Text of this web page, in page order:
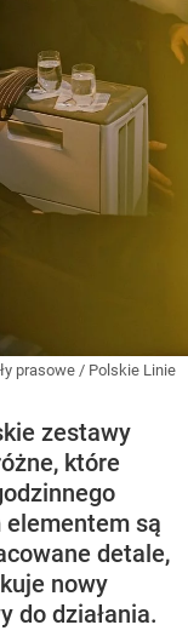
prasowe / Polskie Linie
zestawy
które
są
detale,
nowy
do działania.